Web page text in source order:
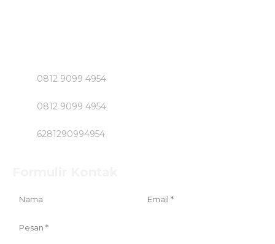
0812 9099 4954
0812 9099 4954
6281290994954